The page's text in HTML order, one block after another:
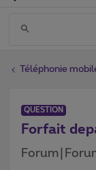
Téléphonie
QUESTION
Forfait